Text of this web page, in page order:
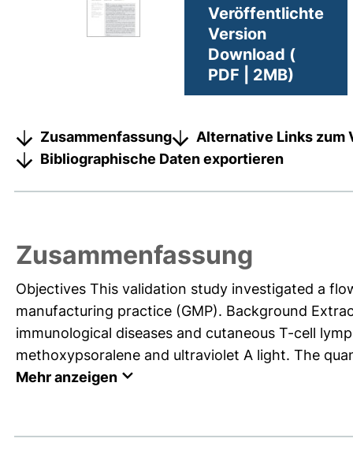
Veröffentlichte
Version
Download (
PDF | 2MB)
Zusammenfassung
Alternative Links zum
Bibliographische Daten exportieren
Zusammenfassung
Objectives This validation study investigated a
manufacturing practice (GMP). Background
immunological diseases and cutaneous T-cell
methoxypsoralene and ultraviolet A light. The
Mehr anzeigen